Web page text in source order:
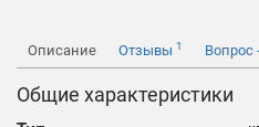
Описание Отзывы 1 Вопрос
Общие характеристики